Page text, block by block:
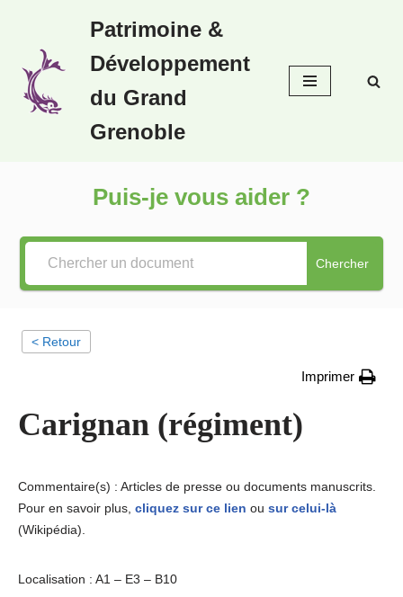
au
contenu
Patrimoine &
Développement
du Grand
Grenoble
Puis-je vous aider ?
Chercher
< Retour
Imprimer
Carignan (régiment)
Commentaire(s) : Articles de presse ou documents manuscrits.
Pour en savoir plus, cliquez sur ce lien ou sur celui-là
(Wikipédia).
Localisation : A1 – E3 – B10